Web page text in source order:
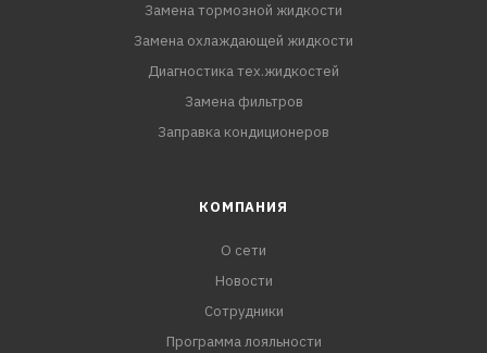
Замена тормозной жидкости
Замена охлаждающей жидкости
Диагностика тех.жидкостей
Замена фильтров
Заправка кондиционеров
КОМПАНИЯ
О сети
Новости
Сотрудники
Программа лояльности